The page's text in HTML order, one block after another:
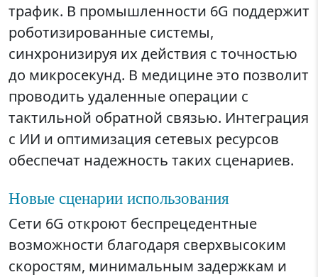
трафик. В промышленности 6G поддержит
роботизированные системы,
синхронизируя их действия с точностью
до микросекунд. В медицине это позволит
проводить удаленные операции с
тактильной обратной связью. Интеграция
с ИИ и оптимизация сетевых ресурсов
обеспечат надежность таких сценариев.
Новые сценарии использования
Сети 6G откроют беспрецедентные
возможности благодаря сверхвысоким
скоростям, минимальным задержкам и